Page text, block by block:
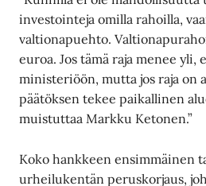
investointeja omilla rahoilla,
valtionapuehto.
euroa. Jos tämä raja menee yli,
ministeriöön, mutta jos raja on
päätöksen tekee paikallinen
muistuttaa Markku Ketonen.”
Koko hankkeen ensimmäinen
urheilukentän peruskorjaus,